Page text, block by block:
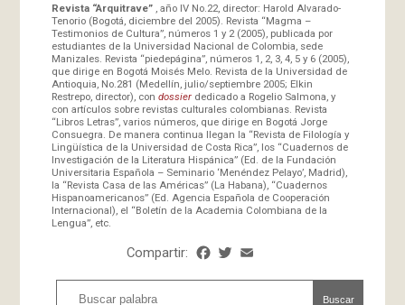
Revista “Arquitrave” , año IV No.22, director: Harold Alvarado-
Tenorio (Bogotá, diciembre del 2005). Revista “Magma –
Testimonios de Cultura”, números 1 y 2 (2005), publicada por
estudiantes de la Universidad Nacional de Colombia, sede
Manizales. Revista “piedepágina”, números 1, 2, 3, 4, 5 y 6 (2005),
que dirige en Bogotá Moisés Melo. Revista de la Universidad de
Antioquia, No.281 (Medellín, julio/septiembre 2005; Elkin
Restrepo, director), con dossierdedicado a Rogelio Salmona, y
con artículos sobre revistas culturales colombianas. Revista
“Libros Letras”, varios números, que dirige en Bogotá Jorge
Consuegra. De manera continua llegan la “Revista de Filología y
Lingüística de la Universidad de Costa Rica”, los “Cuadernos de
Investigación de la Literatura Hispánica” (Ed. de la Fundación
Universitaria Española – Seminario ‘Menéndez Pelayo’, Madrid),
la “Revista Casa de las Américas” (La Habana), “Cuadernos
Hispanoamericanos” (Ed. Agencia Española de Cooperación
Internacional), el “Boletín de la Academia Colombiana de la
Lengua”, etc.
Compartir: Facebook
Twitter
Buscar